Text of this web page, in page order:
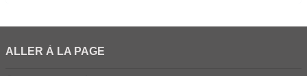
ALLER À LA PAGE